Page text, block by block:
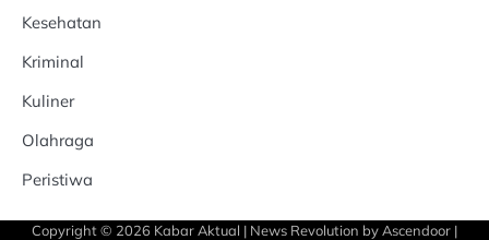
Kesehatan
Kriminal
Kuliner
Olahraga
Peristiwa
Copyright © 2026 Kabar Aktual | News Revolution by Ascendoor |